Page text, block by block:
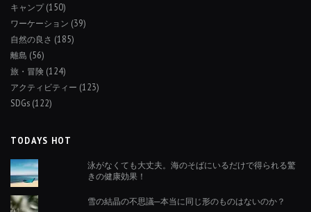
キャンプ(150)
ワーケーション (39)
自然の良さ (185)
離島 (56)
旅・冒険 (124)
アクティビティー (123)
SDGs (122)
TODAYS HOT
泳がなくても大丈夫。海のそばにいるだけで得られる驚
きの健康効果！
雪の結晶の不思議─本当に同じ形のものはないのか？